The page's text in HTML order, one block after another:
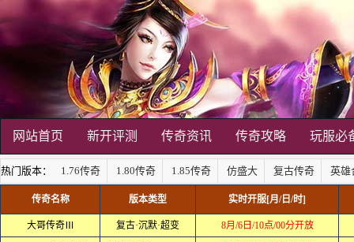
网站首页 新开评测 传奇资讯 传奇攻略 玩服必
热门版本： 1.76传奇 1.80传奇 1.85传奇 仿盛大 复古传奇 英雄
传奇名称 版本类型 实时开服[月/日/时]
大哥传奇Ⅲ 复古·沉默·超变 8月/6日/10点/00分开放